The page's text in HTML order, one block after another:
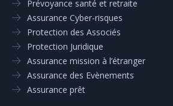
Prévoyance santé et retraite
Assurance Cyber-risques
Protection des Associés
Protection Juridique
Assurance mission à l’étranger
Assurance des Evènements
Assurance prêt